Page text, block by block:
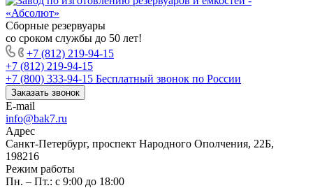
Сборные резервуары
со сроком службы до 50 лет!
+7 (812) 219-94-15
+7 (812) 219-94-15
+7 (800) 333-94-15 Бесплатный звонок по России
Заказать звонок
E-mail
info@bak7.ru
Адрес
Санкт-Петербург, проспект Народного Ополчения, 22Б,
198216
Режим работы
Пн. – Пт.: с 9:00 до 18:00